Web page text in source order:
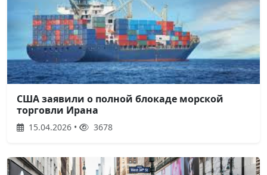
США заявили о полной блокаде морской
торговли Ирана
15.04.2026 • 3678